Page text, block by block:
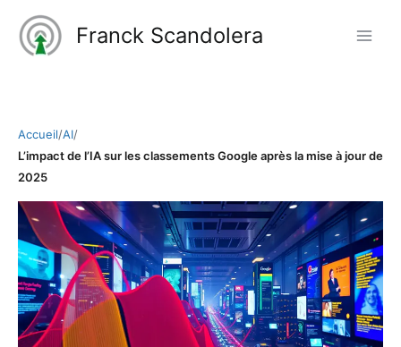
contenu
Franck Scandolera
Accueil/AI/
L’impact de l’IA sur les classements Google après la mise à jour de
2025